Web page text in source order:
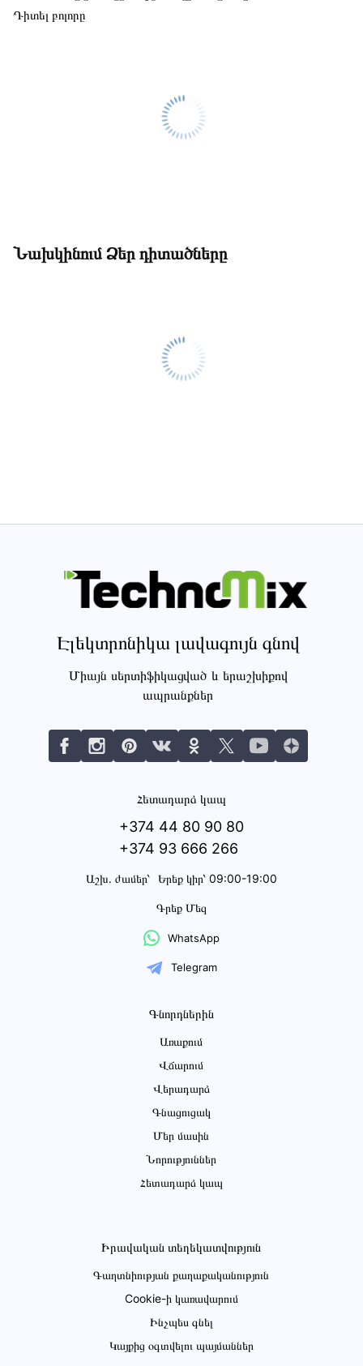
Դիտել բոլորը
Նախկինում Ձեր դիտածները
Էլեկտրոնիկա լավագույն գնով
Միայն սերտիֆիկացված և երաշխիքով
ապրանքներ
Հետադարձ կապ
+374 44 80 90 80
+374 93 666 266
Աշխ․ ժամեր՝ Երեք կիր՝ 09:00-19:00
Գրեք Մեզ
WhatsApp
Telegram
Գնորդներին
Առաքում
Վճարում
Վերադարձ
Գնացուցակ
Մեր մասին
Նորություններ
Հետադարձ կապ
Իրավական տեղեկատվություն
Գաղտնիության քաղաքականություն
Cookie-ի կառավարում
Ինչպես գնել
Կայքից օգտվելու պայմաններ